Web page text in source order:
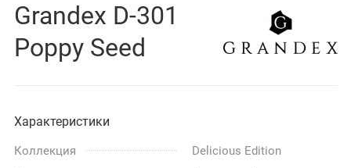
Grandex D-301
Poppy Seed
Характеристики
Коллекция
Delicious Edition